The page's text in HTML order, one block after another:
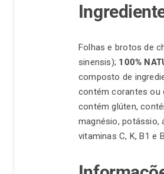
Folhas e brotos de
sinensis); 100%
composto de
contém corantes ou
contém glúten,
magnésio, potássio,
vitaminas C, K, B1 e